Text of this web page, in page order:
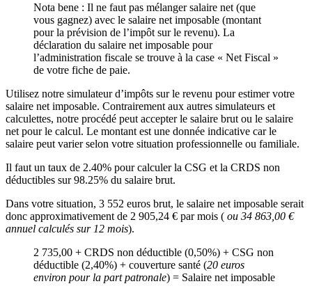
Nota bene : Il ne faut pas mélanger salaire net (que
vous gagnez) avec le salaire net imposable (montant
pour la prévision de l’impôt sur le revenu). La
déclaration du salaire net imposable pour
l’administration fiscale se trouve à la case « Net Fiscal »
de votre fiche de paie.
Utilisez notre simulateur d’impôts sur le revenu pour estimer votre
salaire net imposable. Contrairement aux autres simulateurs et
calculettes, notre procédé peut accepter le salaire brut ou le salaire
net pour le calcul. Le montant est une donnée indicative car le
salaire peut varier selon votre situation professionnelle ou familiale.
Il faut un taux de 2.40% pour calculer la CSG et la CRDS non
déductibles sur 98.25% du salaire brut.
Dans votre situation, 3 552 euros brut, le salaire net imposable serait
donc approximativement de 2 905,24 € par mois ( ou 34 863,00 €
annuel calculés sur 12 mois).
2 735,00 + CRDS non déductible (0,50%) + CSG non
déductible (2,40%) + couverture santé (20 euros
environ pour la part patronale) = Salaire net imposable